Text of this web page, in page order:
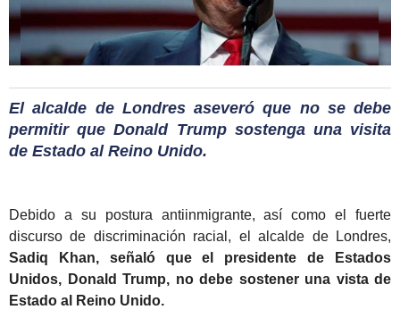
El alcalde de Londres aseveró que no se debe
permitir que Donald Trump sostenga una visita
de Estado al Reino Unido.
Debido a su postura antiinmigrante, así como el fuerte
discurso de discriminación racial, el alcalde de Londres,
Sadiq Khan, señaló que el presidente de Estados
Unidos, Donald Trump, no debe sostener una vista de
Estado al Reino Unido.